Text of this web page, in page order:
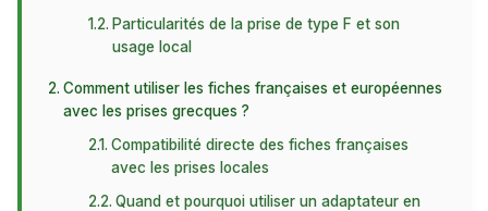
Particularités de la prise de type F et son
usage local
Comment utiliser les fiches françaises et européennes
avec les prises grecques ?
Compatibilité directe des fiches françaises
avec les prises locales
Quand et pourquoi utiliser un adaptateur en